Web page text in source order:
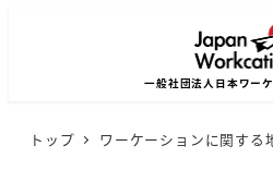
トップ ワーケーションに関する